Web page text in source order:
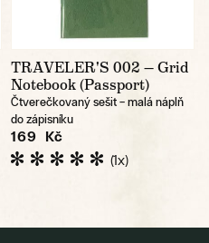
TRAVELER'S 002 — Grid
Notebook (Passport)
Čtverečkovaný sešit – malá náplň
do zápisníku
169 Kč
(1x)